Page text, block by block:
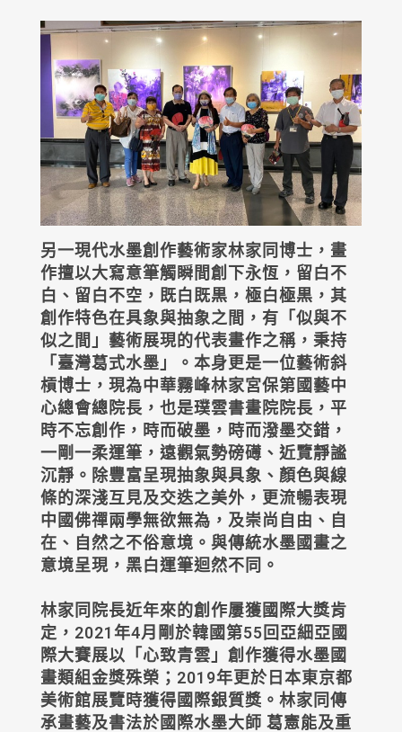
另一現代水墨創作藝術家林家同博士，畫
作擅以大寫意筆觸瞬間創下永恆，留白不
白、留白不空，既白既黒，極白極黒，其
創作特色在具象與抽象之間，有「似與不
似之間」藝術展現的代表畫作之稱，秉持
「臺灣葛式水墨」。本身更是一位藝術斜
槓博士，現為中華霧峰林家宮保第國藝中
心總會總院長，也是璞雲書畫院院長，平
時不忘創作，時而破墨，時而潑墨交錯，
一剛一柔運筆，遠觀氣勢磅礡、近覽靜謐
沉靜。除豐富呈現抽象與具象、顏色與線
條的深淺互見及交迭之美外，更流暢表現
中國佛禪兩學無欲無為，及崇尚自由、自
在、自然之不俗意境。與傳統水墨國畫之
意境呈現，黑白運筆迴然不同。
林家同院長近年來的創作屢獲國際大獎肯
定，2021年4月剛於韓國第55回亞細亞國
際大賽展以「心致青雲」創作獲得水墨國
畫類組金獎殊榮；2019年更於日本東京都
美術館展覽時獲得國際銀質獎。林家同傳
承畫藝及書法於國際水墨大師 葛憲能及重